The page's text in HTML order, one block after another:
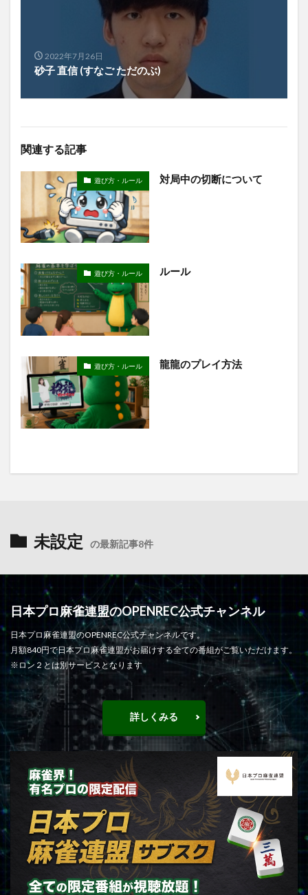
2022年7月26日
砂子 直信 (すなご ただのぶ)
関連する記事
遊び方・ルール 対局中の切断について
遊び方・ルール ルール
遊び方・ルール 龍龍のプレイ方法
未設定 の最新記事8件
日本プロ麻雀連盟のOPENREC公式チャンネル
日本プロ麻雀連盟のOPENREC公式チャンネルです。
月額840円で日本プロ麻雀連盟がお届けする全ての番組がご覧いただけます。
※ロン２とは別サービスとなります
詳しくみる